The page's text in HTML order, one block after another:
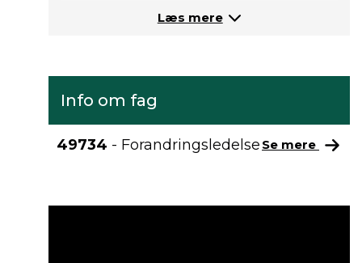
Læs mere
Info om fag
49734 - Forandringsledelse Se mere